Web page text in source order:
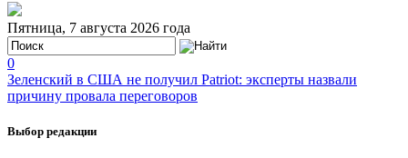
Пятница, 7 августа 2026 года
0
Зеленский в США не получил Patriot: эксперты назвали
причину провала переговоров
Выбор редакции